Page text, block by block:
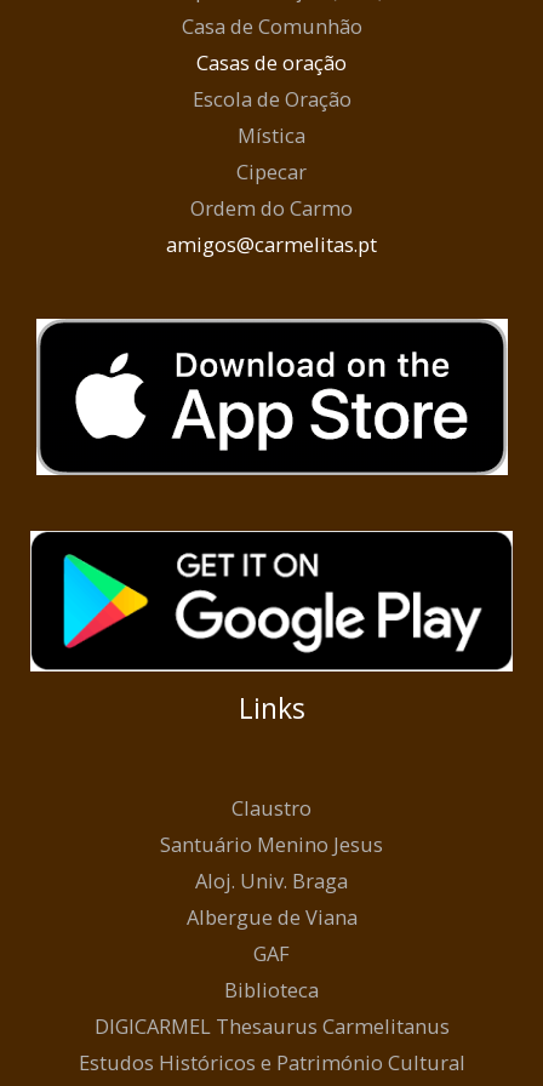
Casa de Comunhão
Casas de oração
Escola de Oração
Mística
Cipecar
Ordem do Carmo
amigos@carmelitas.pt
Links
Claustro
Santuário Menino Jesus
Aloj. Univ. Braga
Albergue de Viana
GAF
Biblioteca
DIGICARMEL Thesaurus Carmelitanus
Estudos Históricos e Património Cultural